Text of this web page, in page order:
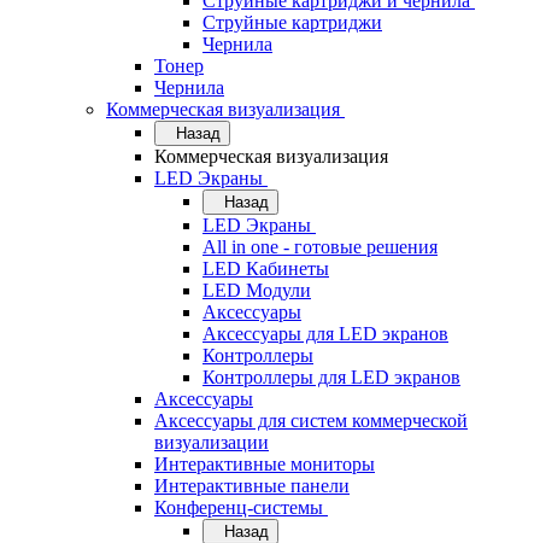
Струйные картриджи
Чернила
Тонер
Чернила
Коммерческая визуализация
Назад
Коммерческая визуализация
LED Экраны
Назад
LED Экраны
All in one - готовые решения
LED Кабинеты
LED Модули
Аксессуары
Аксессуары для LED экранов
Контроллеры
Контроллеры для LED экранов
Аксессуары
Аксессуары для систем коммерческой
визуализации
Интерактивные мониторы
Интерактивные панели
Конференц-системы
Назад